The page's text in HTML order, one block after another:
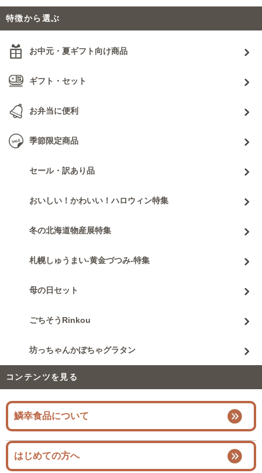
特徴から選ぶ
お中元・夏ギフト向け商品
ギフト・セット
お弁当に便利
季節限定商品
セール・訳あり品
おいしい！かわいい！ハロウィン特集
冬の北海道物産展特集
札幌しゅうまい-黄金づつみ-特集
母の日セット
ごちそうRinkou
坊っちゃんかぼちゃグラタン
コンテンツを見る
鱗幸食品について
はじめての方へ